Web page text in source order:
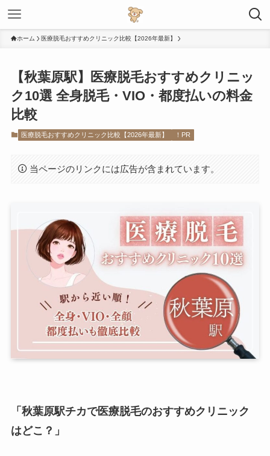
ホーム 医療脱毛おすすめクリニック比較【2026年最新】
【秋葉原駅】医療脱毛おすすめクリニッ
ク10選 全身脱毛・VIO・都度払いの料金
比較
医療脱毛おすすめクリニック比較【2026年最新】 ！PR
当ページのリンクには広告が含まれています。
「秋葉原駅チカで医療脱毛のおすすめクリニック
はどこ？」